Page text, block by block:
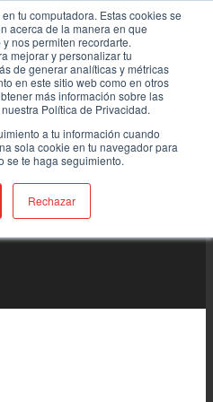
tu computadora. Estas cookies se
acerca de la manera en que
nos permiten recordarte.
mejorar y personalizar tu
de generar analíticas y métricas
en este sitio web como en otros
más información sobre las
Política de Privacidad.
a tu información cuando
sola cookie en tu navegador para
se te haga seguimiento.
Rechazar